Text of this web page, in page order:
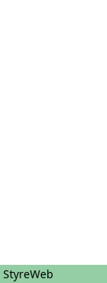
StyreWeb